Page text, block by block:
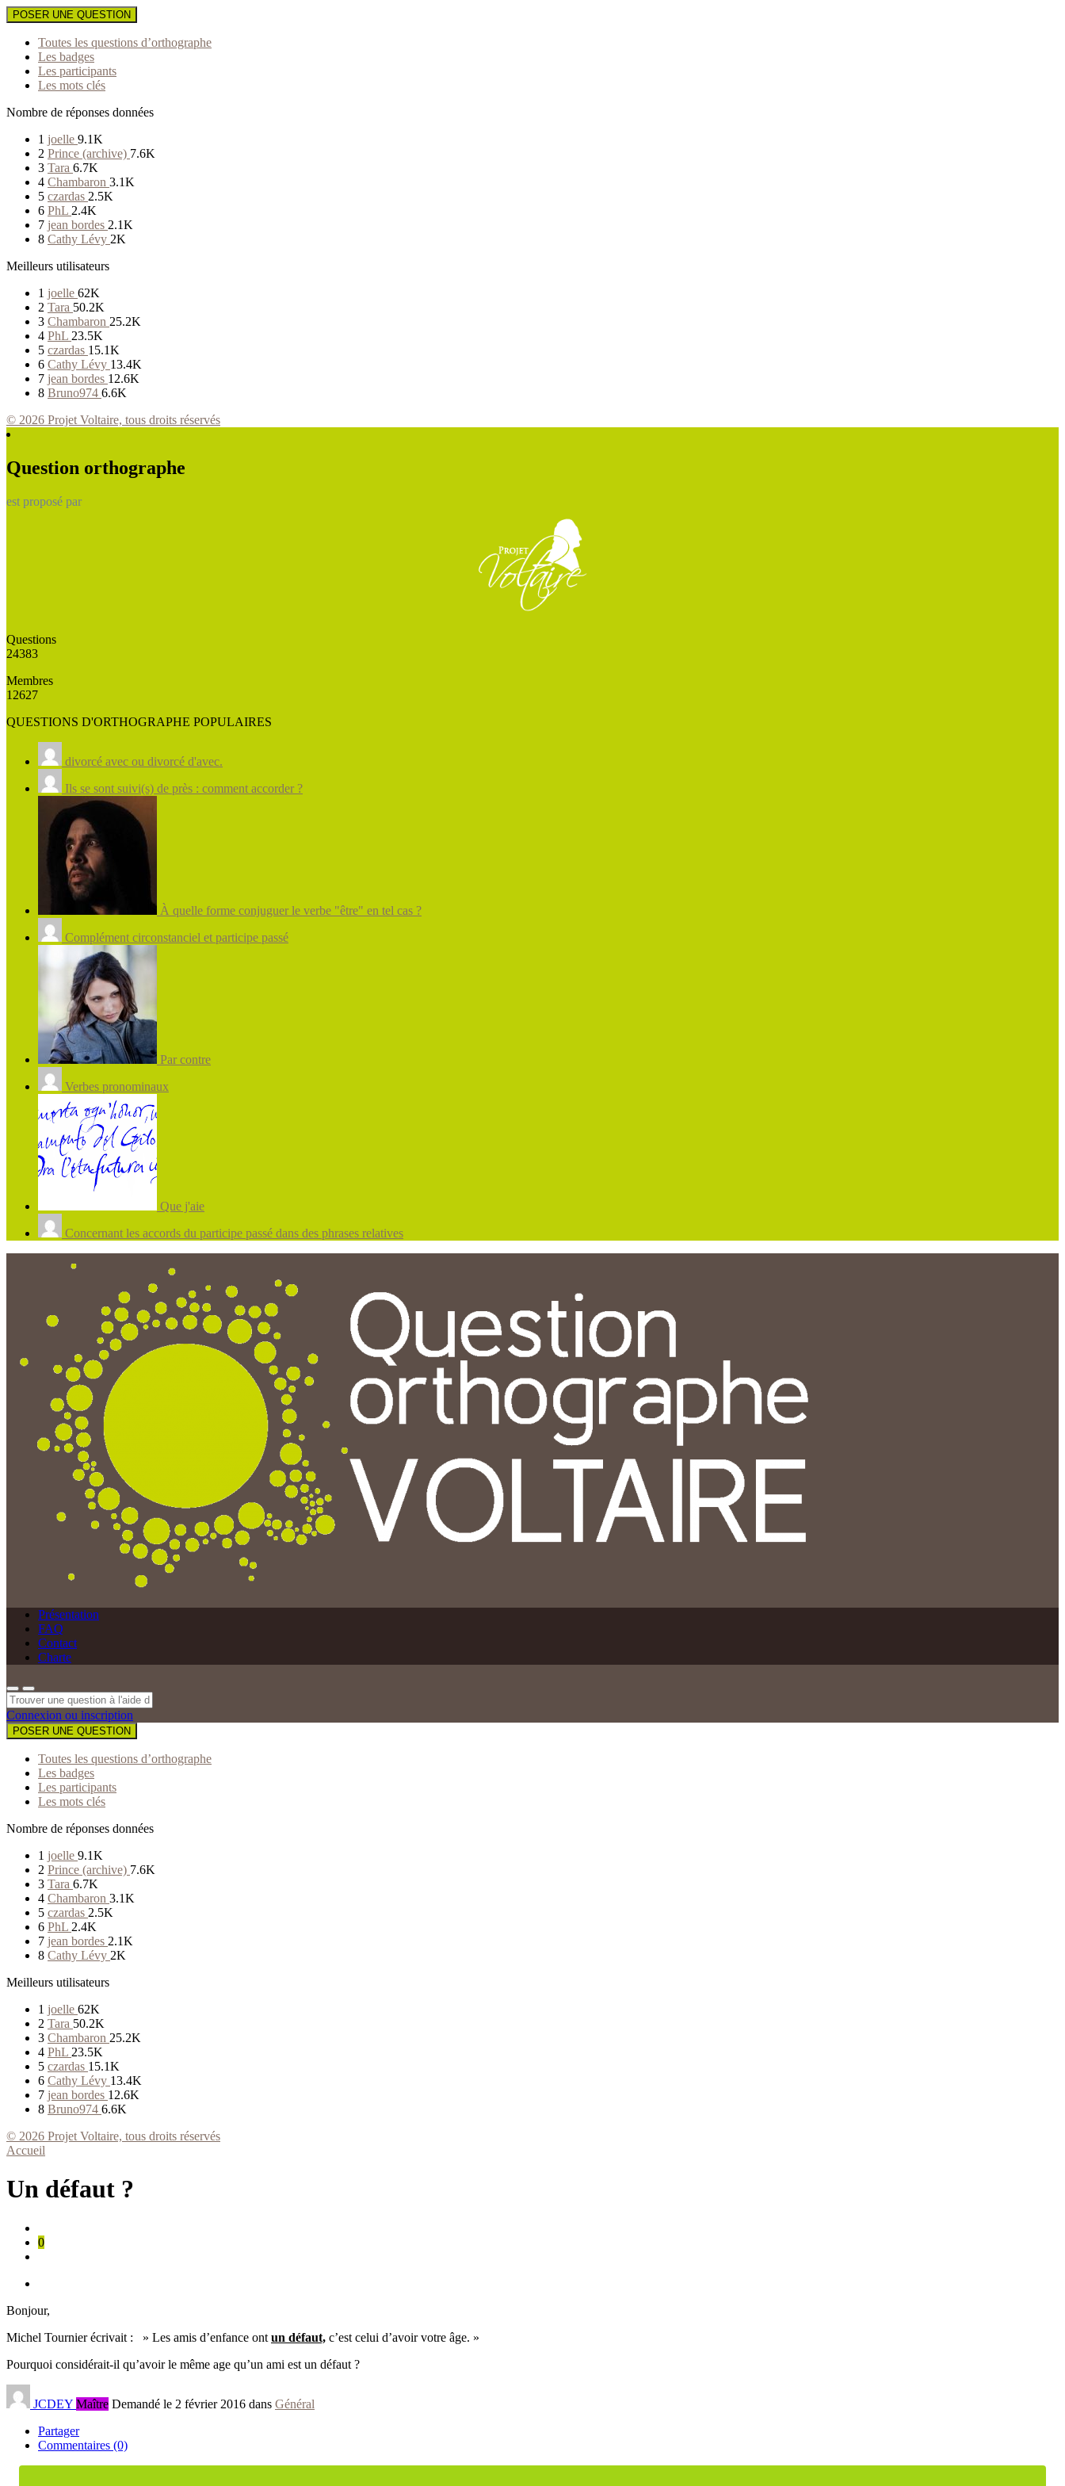
POSER UNE QUESTION
Toutes les questions d’orthographe
Les badges
Les participants
Les mots clés
Nombre de réponses données
1 joelle 9.1K
2 Prince (archive) 7.6K
3 Tara 6.7K
4 Chambaron 3.1K
5 czardas 2.5K
6 PhL 2.4K
7 jean bordes 2.1K
8 Cathy Lévy 2K
Meilleurs utilisateurs
1 joelle 62K
2 Tara 50.2K
3 Chambaron 25.2K
4 PhL 23.5K
5 czardas 15.1K
6 Cathy Lévy 13.4K
7 jean bordes 12.6K
8 Bruno974 6.6K
© 2026 Projet Voltaire, tous droits réservés
Question orthographe
est proposé par
Questions
24383
Membres
12627
QUESTIONS D'ORTHOGRAPHE POPULAIRES
divorcé avec ou divorcé d'avec.
Ils se sont suivi(s) de près : comment accorder ?
À quelle forme conjuguer le verbe "être" en tel cas ?
Complément circonstanciel et participe passé
Par contre
Verbes pronominaux
Que j'aie
Concernant les accords du participe passé dans des phrases relatives
Présentation
FAQ
Contact
Charte
Connexion ou inscription
POSER UNE QUESTION
Toutes les questions d’orthographe
Les badges
Les participants
Les mots clés
Nombre de réponses données
1 joelle 9.1K
2 Prince (archive) 7.6K
3 Tara 6.7K
4 Chambaron 3.1K
5 czardas 2.5K
6 PhL 2.4K
7 jean bordes 2.1K
8 Cathy Lévy 2K
Meilleurs utilisateurs
1 joelle 62K
2 Tara 50.2K
3 Chambaron 25.2K
4 PhL 23.5K
5 czardas 15.1K
6 Cathy Lévy 13.4K
7 jean bordes 12.6K
8 Bruno974 6.6K
© 2026 Projet Voltaire, tous droits réservés
Accueil
Un défaut ?
0
Bonjour,
Michel Tournier écrivait : » Les amis d’enfance ont un défaut, c’est celui d’avoir votre âge. »
Pourquoi considérait-il qu’avoir le même age qu’un ami est un défaut ?
JCDEY Maître Demandé le 2 février 2016 dans Général
Partager
Commentaires (0)